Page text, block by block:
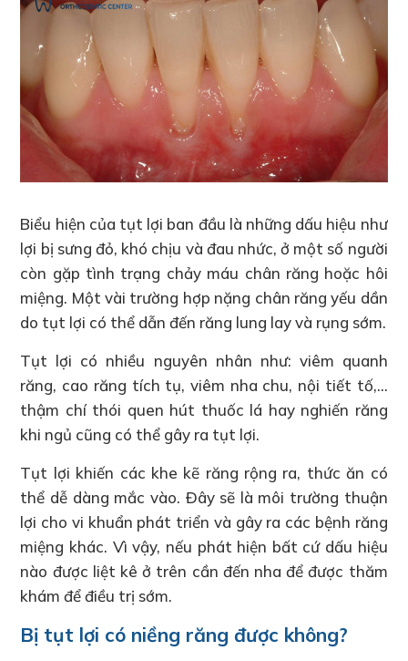
Biểu hiện của tụt lợi ban đầu là những dấu hiệu như
lợi bị sưng đỏ, khó chịu và đau nhức, ở một số người
còn gặp tình trạng chảy máu chân răng hoặc hôi
miệng. Một vài trường hợp nặng chân răng yếu dần
do tụt lợi có thể dẫn đến răng lung lay và rụng sớm.
Tụt lợi có nhiều nguyên nhân như: viêm quanh
răng, cao răng tích tụ, viêm nha chu, nội tiết tố,…
thậm chí thói quen hút thuốc lá hay nghiến răng
khi ngủ cũng có thể gây ra tụt lợi.
Tụt lợi khiến các khe kẽ răng rộng ra, thức ăn có
thể dễ dàng mắc vào. Đây sẽ là môi trường thuận
lợi cho vi khuẩn phát triển và gây ra các bệnh răng
miệng khác. Vì vậy, nếu phát hiện bất cứ dấu hiệu
nào được liệt kê ở trên cần đến nha để được thăm
khám để điều trị sớm.
Bị tụt lợi có niềng răng được không?